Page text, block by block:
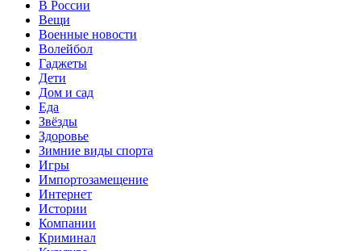
В России
Вещи
Военные новости
Волейбол
Гаджеты
Дети
Дом и сад
Еда
Звёзды
Здоровье
Зимние виды спорта
Игры
Импортозамещение
Интернет
Истории
Компании
Криминал